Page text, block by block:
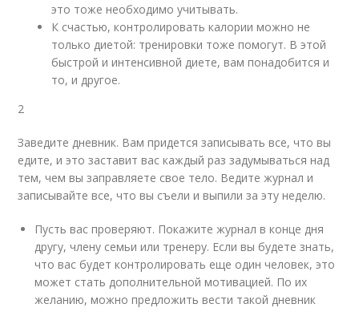
это тоже необходимо учитывать.
К счастью, контролировать калории можно не
только диетой: тренировки тоже помогут. В этой
быстрой и интенсивной диете, вам понадобится и
то, и другое.
2
Заведите дневник. Вам придется записывать все, что вы
едите, и это заставит вас каждый раз задумываться над
тем, чем вы заправляете свое тело. Ведите журнал и
записывайте все, что вы съели и выпили за эту неделю.
Пусть вас проверяют. Покажите журнал в конце дня
другу, члену семьи или тренеру. Если вы будете знать,
что вас будет контролировать еще один человек, это
может стать дополнительной мотивацией. По их
желанию, можно предложить вести такой дневник